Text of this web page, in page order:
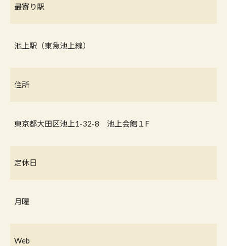
最寄り駅
池上駅（東急池上線）
住所
東京都大田区池上1-32-8 池上会館１F
定休日
月曜
Web